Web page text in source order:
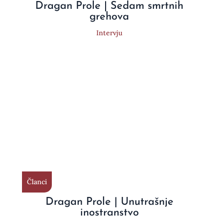
Dragan Prole | Sedam smrtnih
grehova
Intervju
Članci
Dragan Prole | Unutrašnje
inostranstvo